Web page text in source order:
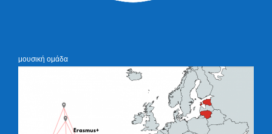
μουσική ομάδα